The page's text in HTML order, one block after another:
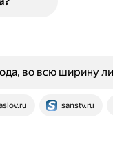
sanstv.ru
во всю ширину